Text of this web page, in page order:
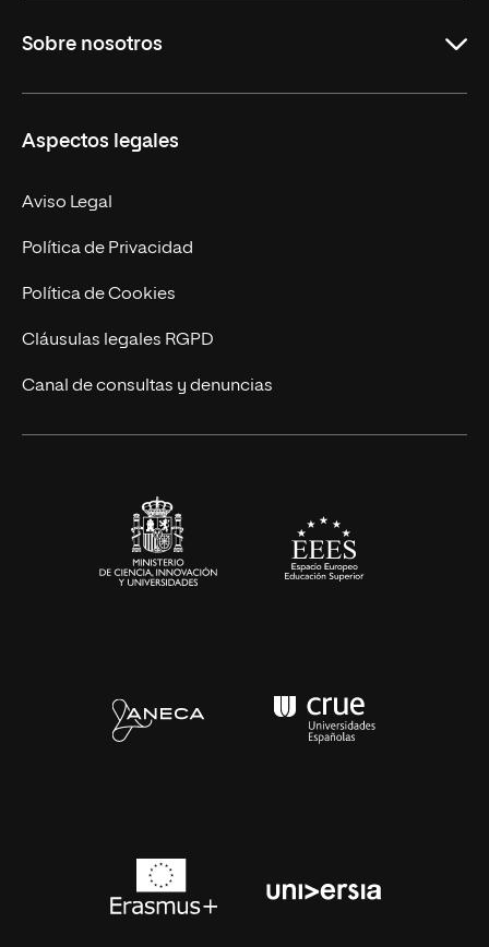
Másteres Oficiales
Doctorados
Experto Universitario
Postgrados
Cursos Universitarios
Sobre nosotros
Facultades
Nuestro Equipo
Trabaja en UNIR
Actualidad
UNIR Revista
Eventos
Aspectos legales
Aviso Legal
Política de Privacidad
Política de Cookies
Cláusulas legales RGPD
Canal de consultas y denuncias